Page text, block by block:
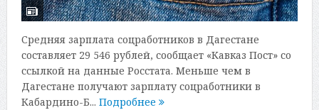
Средняя зарплата соцработников в Дагестане
составляет 29 546 рублей, сообщает «Кавказ Пост» со
ссылкой на данные Росстата. Меньше чем в
Дагестане получают зарплату соцработники в
Кабардино-Б... Подробнее